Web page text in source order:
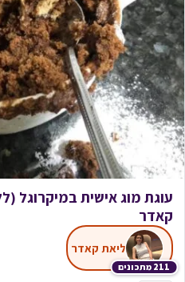
סברינות אישיות
185 מתכונים
טובה ניסים
פרווה